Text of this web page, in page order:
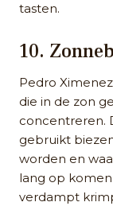
tasten.
10.
Pedro
die in de zon
concentreren.
gebruikt
worden en
lang op
verdampt